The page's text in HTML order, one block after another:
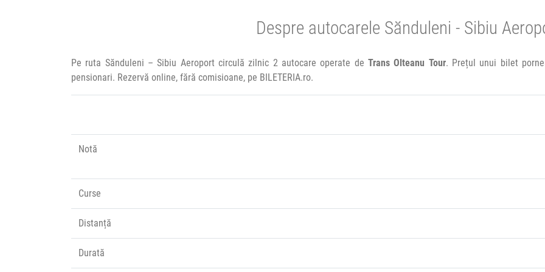
Despre autocarele Sănduleni - Sibiu
Pe ruta Sănduleni – Sibiu Aeroport circulă zilnic 2 autocare operate de Trans Olteanu Tour. Prețul unui bilet
pensionari. Rezervă online, fără comisioane, pe BILETERIA.ro.
Notă
Curse
Distanță
Durată